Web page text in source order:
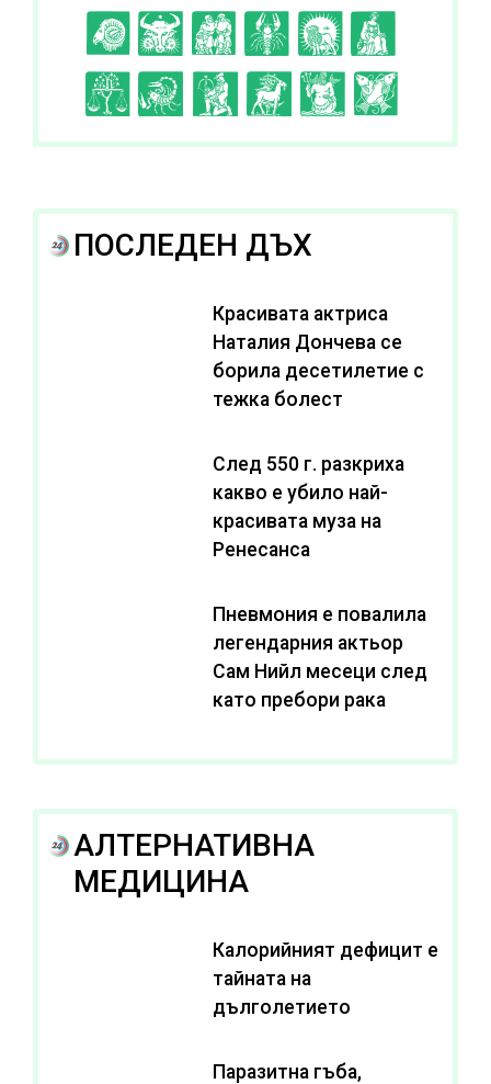
C D EFGH
I J K L A B
ПОСЛЕДЕН ДЪХ
Красивата актриса
Наталия Дончева се
борила десетилетие с
тежка болест
След 550 г. разкриха
какво е убило най-
красивата муза на
Ренесанса
Пневмония е повалила
легендарния актьор
Сам Нийл месеци след
като пребори рака
АЛТЕРНАТИВНА
МЕДИЦИНА
Калорийният дефицит е
тайната на
дълголетието
Паразитна гъба,